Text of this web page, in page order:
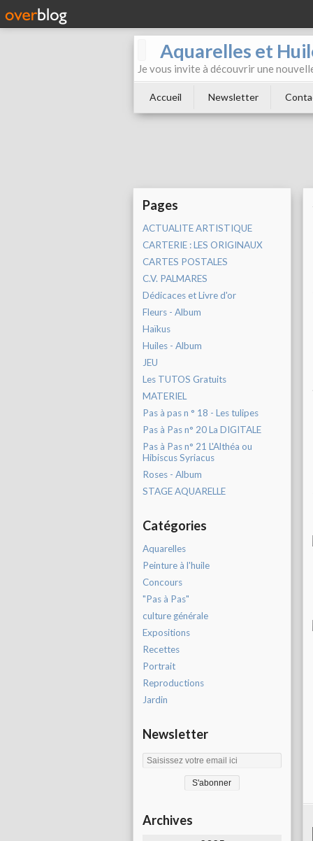
Aquarelles et
Je vous invite à découvrir une
Accueil Newsletter
Pages
ACTUALITE ARTISTIQUE
CARTERIE : LES ORIGINAUX
CARTES POSTALES
C.V. PALMARES
Dédicaces et Livre d'or
Fleurs - Album
Haïkus
Huiles - Album
JEU
Les TUTOS Gratuits
MATERIEL
Pas à pas n ° 18 - Les tulipes
Pas à Pas n° 20 La DIGITALE
Pas à Pas n° 21 L'Althéa ou
Hibiscus Syriacus
Roses - Album
STAGE AQUARELLE
Catégories
Aquarelles
Peinture à l'huile
Concours
"Pas à Pas"
culture générale
Expositions
Recettes
Portrait
Reproductions
Jardin
Newsletter
Archives